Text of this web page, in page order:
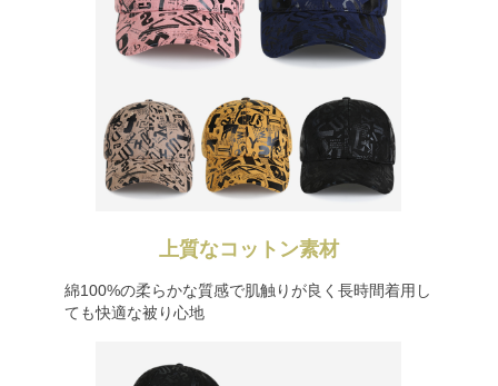
上質なコットン素材
綿100%の柔らかな質感で肌触りが良く長時間着用し
ても快適な被り心地